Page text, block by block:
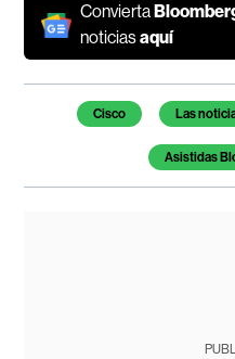
Convierta
noticiasaquí
Temas de este artículo
Cisco Las
Asistidas